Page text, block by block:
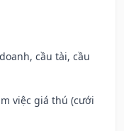
cầu tài, cầu
việc giá thú (cưới